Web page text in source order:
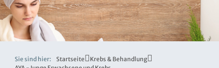
Sie sind hier: Startseite
Krebs & Behandlung